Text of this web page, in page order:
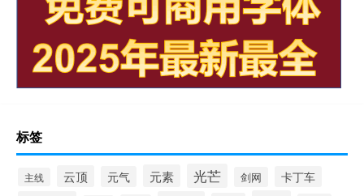
标签
主线 云顶 元气 元素 光芒 剑网 卡丁车